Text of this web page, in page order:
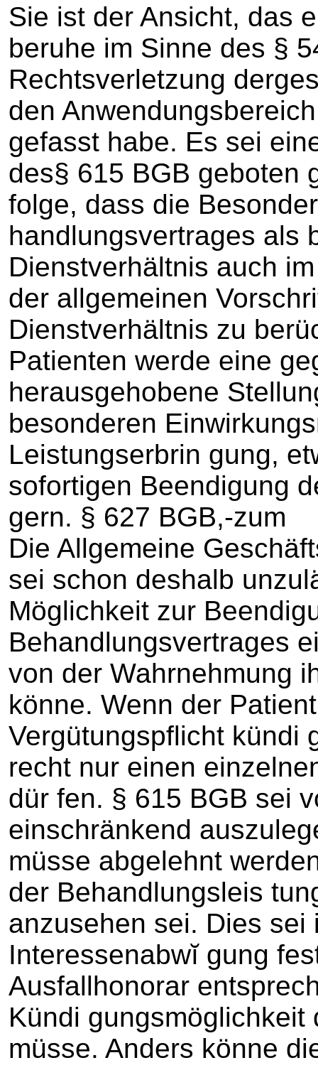
Sie ist der Ansicht, das
beruhe im Sinne des §
Rechtsverletzung
den
gefasst habe. Es sei
des§ 615 BGB geboten
folge, dass die
handlungsvertrages als
Dienstverhältnis auch
der allgemeinen
Dienstverhältnis zu
Patienten werde eine
herausgehobene
besonderen
Leistungserbrin gung,
sofortigen Beendigung
gern. § 627 BGB,-
Die Allgemeine
sei schon deshalb
Möglichkeit zur
Behandlungsvertrages
von der Wahrnehmung
könne. Wenn der
Vergütungspflicht kündi
recht nur einen
dür fen. § 615 BGB sei
einschränkend
müsse abgelehnt
der Behandlungsleis
anzusehen sei. Dies sei
Interessenabwĭ gung
Ausfallhonorar
Kündi gungsmöglichkeit
müsse. Anders könne